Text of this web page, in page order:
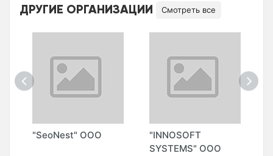
ДРУГИЕ ОРГАНИЗАЦИИ Смотреть все
"SeoNest" ООО
"INNOSOFT
SYSTEMS" ООО